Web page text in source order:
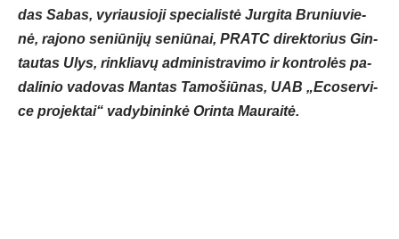
das Sa­bas, vy­riau­sio­ji spe­cia­lis­tė Jur­gi­ta Bru­niu­vie­
nė, ra­jo­no se­niū­ni­jų se­niū­nai, PRATC di­rek­to­rius Gin­
tau­tas Ulys, rink­lia­vų ad­mi­nist­ra­vi­mo ir kont­ro­lės pa­
da­li­nio va­do­vas Man­tas Ta­mo­šiū­nas, UAB „Eco­ser­vi­
ce pro­jek­tai“ va­dy­bi­nin­kė Orin­ta Mau­rai­tė.